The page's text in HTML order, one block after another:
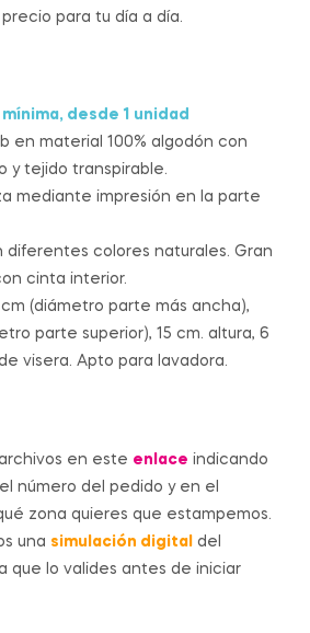
para tu día a día.
desde 1 unidad
en material 100% algodón con
y tejido transpirable.
mediante impresión en la parte
diferentes colores naturales. Gran
cinta interior.
cm (diámetro parte más ancha),
parte superior), 15 cm. altura, 6
visera. Apto para lavadora.
en este enlace indicando
número del pedido y en el
zona quieres que estampemos.
una simulación digital
del
que lo valides antes de iniciar